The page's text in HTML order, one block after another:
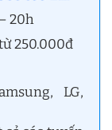
20h
250.000đ
LG,